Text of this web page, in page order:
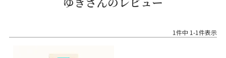
ゆきさんのレビュー
1件中 1-1件表示